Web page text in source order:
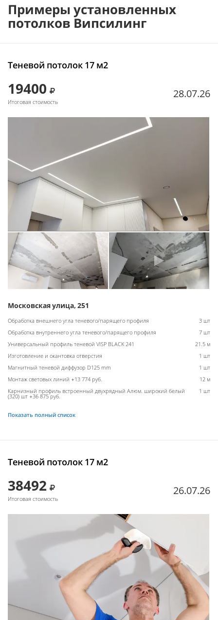
Примеры установленных
потолков Випсилинг
Теневой потолок 17 м2
19400
Итоговая стоимость
28.07.26
Московская улица, 251
Обработка внешнего угла теневого/парящего профиля
3 шт
Обработка внутреннего угла теневого/парящего профиля
7 шт
Универсальный профиль теневой VISP BLACK 241
21.5 м
Изготовление и окантовка отверстия
1 шт
Магнитный теневой диффузор D125 mm
1 шт
Монтаж световых линий +13 774 руб.
12 м
Карнизный профиль встроенный двухрядный Алюм. широкий белый
(320) шт +36 875 руб.
1 шт
Показать полный список
Теневой потолок 17 м2
38492
Итоговая стоимость
26.07.26